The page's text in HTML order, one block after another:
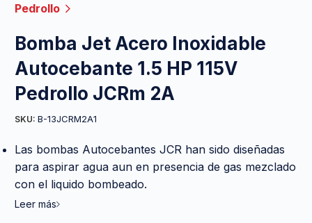
Pedrollo
Bomba Jet Acero Inoxidable
Autocebante 1.5 HP 115V
Pedrollo JCRm 2A
SKU: B-13JCRM2A1
Las bombas Autocebantes JCR han sido diseñadas
para aspirar agua aun en presencia de gas mezclado
con el liquido bombeado.
Leer más